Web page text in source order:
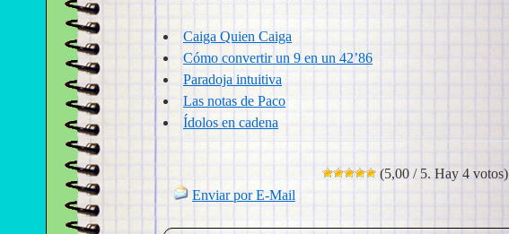
Caiga Quien Caiga
Cómo convertir un 9 en un 42’86
Paradoja intuitiva
Las notas de Paco
Ídolos en cadena
(5,00 / 5. Hay 4 votos)
Enviar por E-Mail